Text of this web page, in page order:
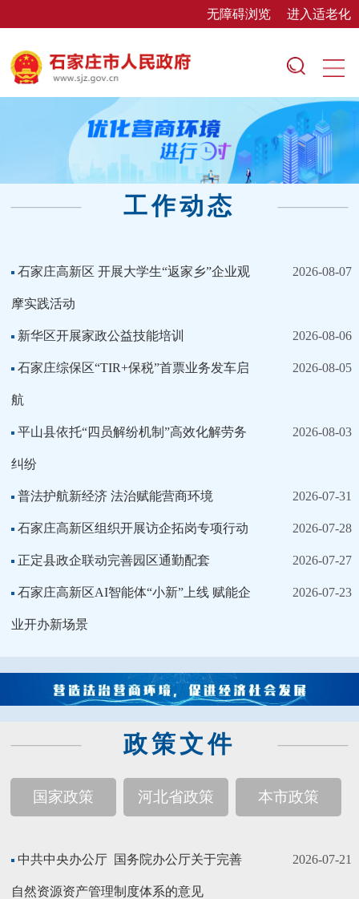
无障碍浏览 进入适老化
工作动态
石家庄高新区 开展大学生“返家乡”企业观
摩实践活动
2026-08-07
新华区开展家政公益技能培训 2026-08-06
石家庄综保区“TIR+保税”首票业务发车启
航
2026-08-05
平山县依托“四员解纷机制”高效化解劳务
纠纷
2026-08-03
普法护航新经济 法治赋能营商环境 2026-07-31
石家庄高新区组织开展访企拓岗专项行动 2026-07-28
正定县政企联动完善园区通勤配套 2026-07-27
石家庄高新区AI智能体“小新”上线 赋能企
业开办新场景
2026-07-23
政策文件
国家政策 河北省政策 本市政策
中共中央办公厅 国务院办公厅关于完善
自然资源资产管理制度体系的意见
2026-07-21